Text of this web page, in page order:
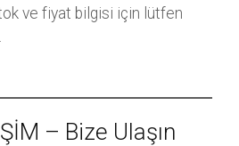
ve fiyat bilgisi için lütfen
– Bize Ulaşın